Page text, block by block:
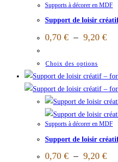
Supports à décorer en MDF
Support de loisir
0,70 € – 9,20 €
Choix des options
Supports à décorer en MDF
Support de loisir
0,70 € – 9,20 €